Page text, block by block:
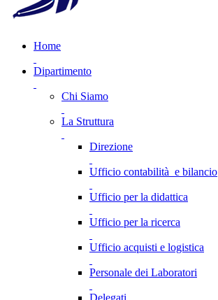
Home
Dipartimento
Chi Siamo
La Struttura
Direzione
Ufficio contabilità e bilancio
Ufficio per la didattica
Ufficio per la ricerca
Ufficio acquisti e logistica
Personale dei Laboratori
Delegati